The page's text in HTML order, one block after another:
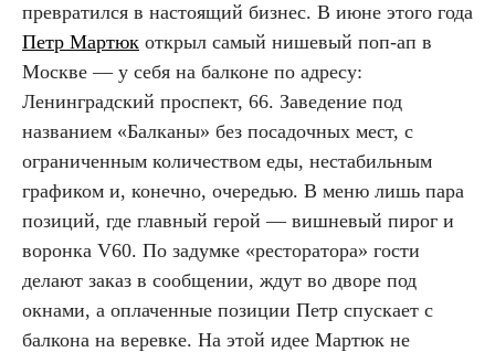
превратился в настоящий бизнес. В июне этого года
Петр Мартюк открыл самый нишевый поп-ап в
Москве — у себя на балконе по адресу:
Ленинградский проспект, 66. Заведение под
названием «Балканы» без посадочных мест, с
ограниченным количеством еды, нестабильным
графиком и, конечно, очередью. В меню лишь пара
позиций, где главный герой — вишневый пирог и
воронка V60. По задумке «ресторатора» гости
делают заказ в сообщении, ждут во дворе под
окнами, а оплаченные позиции Петр спускает с
балкона на веревке. На этой идее Мартюк не